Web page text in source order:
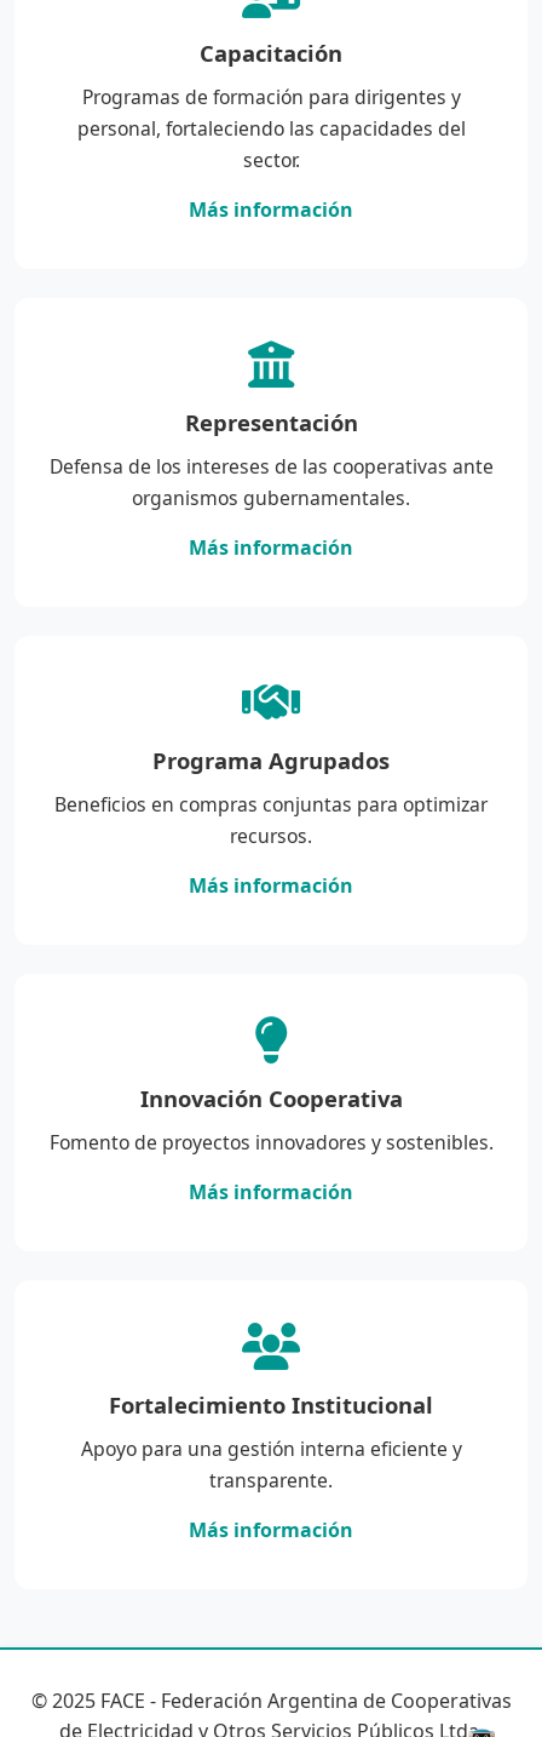
Capacitación
Programas de formación para dirigentes y
personal, fortaleciendo las capacidades del
sector.
Más información
Representación
Defensa de los intereses de las cooperativas ante
organismos gubernamentales.
Más información
Programa Agrupados
Beneficios en compras conjuntas para optimizar
recursos.
Más información
Innovación Cooperativa
Fomento de proyectos innovadores y sostenibles.
Más información
Fortalecimiento Institucional
Apoyo para una gestión interna eficiente y
transparente.
Más información
© 2025 FACE - Federación Argentina de Cooperativas
de Electricidad y Otros Servicios Públicos Ltda.